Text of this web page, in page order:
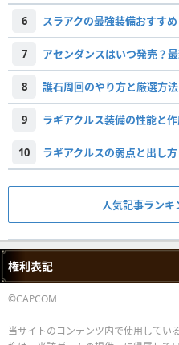
6 スラアクの最強装備おすす
7 アセンダンスはいつ発売？
8 護石周回のやり方と厳選方法
9 ラギアクルス装備の性能と
10 ラギアクルスの弱点と出し
人気記事ランキ
権利表記
©CAPCOM
当サイトのコンテンツ内で使用してい